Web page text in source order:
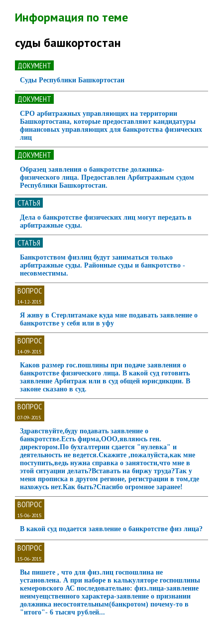
Информация по теме
суды башкортостан
ДОКУМЕНТ
Суды Республики Башкортостан
ДОКУМЕНТ
СРО арбитражных управляющих на территории
Башкортостана, которые предоставляют кандидатуры
финансовых управляющих для банкротства физических
лиц
ДОКУМЕНТ
Образец заявления о банкротстве должника-
физического лица. Предоставлен Арбитражным судом
Республики Башкортостан.
СТАТЬЯ
Дела о банкротстве физических лиц могут передать в
арбитражные суды.
СТАТЬЯ
Банкротством физлиц будут заниматься только
арбитражные суды. Районные суды и банкротство -
несовместимы.
ВОПРОС
14-12-2015
Я живу в Стерлитамаке куда мне подавать заявление о
банкротстве у себя или в уфу
ВОПРОС
14-09-2015
Каков размер гос.пошлины при подаче заявления о
банкротстве физического лица. В какой суд готовить
заявление Арбитраж или в суд общей юрисдикции. В
законе сказано в суд.
ВОПРОС
07-09-2015
Здравствуйте,буду подавать заявление о
банкротстве.Есть фирма,ООО,являюсь ген.
директором.По бухгалтерии сдается "нулевка" и
деятельность не ведется.Скажите ,пожалуйста,как мне
поступить,ведь нужна справка о занятости,что мне в
этой ситуации делать?Вставать на биржу труда?Так у
меня прописка в другом регионе, регистрации в том,где
нахожусь нет.Как быть?Спасибо огромное заранее!
ВОПРОС
15-06-2015
В какой суд подается заявление о банкротстве физ лица?
ВОПРОС
15-06-2015
Вы пишете , что для физ.лиц госпошлина не
установлена. А при наборе в калькуляторе госпошлины
кемеровского АС последовательно: физ.лица-заявление
неимуещственного характера-заявление о признании
должника несостоятельным(банкротом) почему-то в
"итого"- 6 тысяч рублей...